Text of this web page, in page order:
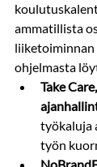
ammatillista
liiketoiminnan
ohjelmasta
Take
työkaluja
työn